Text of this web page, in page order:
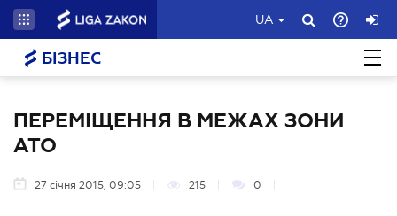
UA
БІЗНЕС
ПЕРЕМІЩЕННЯ В МЕЖАХ ЗОНИ
АТО
27 січня 2015, 09:05 215 0